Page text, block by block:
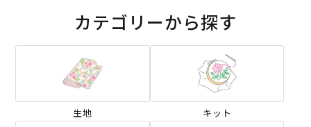
カテゴリーから探す
生地 キット